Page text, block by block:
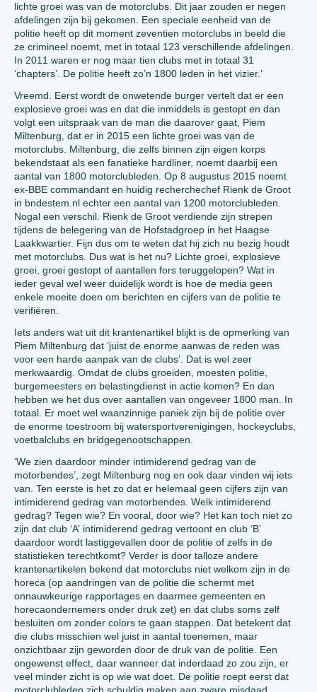
lichte groei was van de motorclubs. Dit jaar zouden er negen
afdelingen zijn bij gekomen. Een speciale eenheid van de
politie heeft op dit moment zeventien motorclubs in beeld die
ze crimineel noemt, met in totaal 123 verschillende afdelingen.
In 2011 waren er nog maar tien clubs met in totaal 31
‘chapters’. De politie heeft zo’n 1800 leden in het vizier.’
Vreemd. Eerst wordt de onwetende burger vertelt dat er een
explosieve groei was en dat die inmiddels is gestopt en dan
volgt een uitspraak van de man die daarover gaat, Piem
Miltenburg, dat er in 2015 een lichte groei was van de
motorclubs. Miltenburg, die zelfs binnen zijn eigen korps
bekendstaat als een fanatieke hardliner, noemt daarbij een
aantal van 1800 motorclubleden. Op 8 augustus 2015 noemt
ex-BBE commandant en huidig recherchechef Rienk de Groot
in bndestem.nl echter een aantal van 1200 motorclubleden.
Nogal een verschil. Rienk de Groot verdiende zijn strepen
tijdens de belegering van de Hofstadgroep in het Haagse
Laakkwartier. Fijn dus om te weten dat hij zich nu bezig houdt
met motorclubs. Dus wat is het nu? Lichte groei, explosieve
groei, groei gestopt of aantallen fors teruggelopen? Wat in
ieder geval wel weer duidelijk wordt is hoe de media geen
enkele moeite doen om berichten en cijfers van de politie te
verifiëren.
Iets anders wat uit dit krantenartikel blijkt is de opmerking van
Piem Miltenburg dat ‘juist de enorme aanwas de reden was
voor een harde aanpak van de clubs’. Dat is wel zeer
merkwaardig. Omdat de clubs groeiden, moesten politie,
burgemeesters en belastingdienst in actie komen? En dan
hebben we het dus over aantallen van ongeveer 1800 man. In
totaal. Er moet wel waanzinnige paniek zijn bij de politie over
de enorme toestroom bij watersportverenigingen, hockeyclubs,
voetbalclubs en bridgegenootschappen.
‘We zien daardoor minder intimiderend gedrag van de
motorbendes’, zegt Miltenburg nog en ook daar vinden wij iets
van. Ten eerste is het zo dat er helemaal geen cijfers zijn van
intimiderend gedrag van motorbendes. Welk intimiderend
gedrag? Tegen wie? En vooral, door wie? Het kan toch niet zo
zijn dat club ‘A’ intimiderend gedrag vertoont en club ‘B’
daardoor wordt lastiggevallen door de politie of zelfs in de
statistieken terechtkomt? Verder is door talloze andere
krantenartikelen bekend dat motorclubs niet welkom zijn in de
horeca (op aandringen van de politie die schermt met
onnauwkeurige rapportages en daarmee gemeenten en
horecaondernemers onder druk zet) en dat clubs soms zelf
besluiten om zonder colors te gaan stappen. Dat betekent dat
die clubs misschien wel juist in aantal toenemen, maar
onzichtbaar zijn geworden door de druk van de politie. Een
ongewenst effect, daar wanneer dat inderdaad zo zou zijn, er
veel minder zicht is op wie wat doet. De politie roept eerst dat